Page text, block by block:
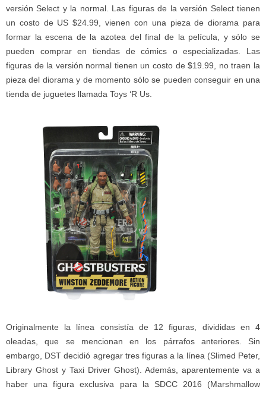
versión Select y la normal. Las figuras de la versión Select tienen
un costo de US $24.99, vienen con una pieza de diorama para
formar la escena de la azotea del final de la película, y sólo se
pueden comprar en tiendas de cómics o especializadas. Las
figuras de la versión normal tienen un costo de $19.99, no traen la
pieza del diorama y de momento sólo se pueden conseguir en una
tienda de juguetes llamada Toys ‘R Us.
Originalmente la línea consistía de 12 figuras, divididas en 4
oleadas, que se mencionan en los párrafos anteriores. Sin
embargo, DST decidió agregar tres figuras a la línea (Slimed Peter,
Library Ghost y Taxi Driver Ghost). Además, aparentemente va a
haber una figura exclusiva para la SDCC 2016 (Marshmallow